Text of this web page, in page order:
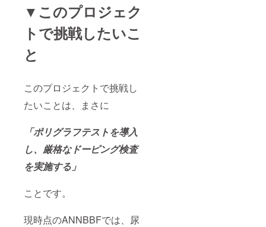
▼このプロジェク
トで挑戦したいこ
と
このプロジェクトで挑戦し
たいことは、まさに
「ポリグラフテストを導入
し、厳格なドーピング検査
を実施する」
ことです。
現時点のANNBBFでは、尿